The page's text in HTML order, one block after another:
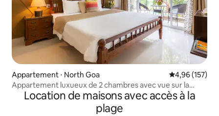
Appartement ⋅ North Goa Évaluation
4,96 (157)
Appartement luxueux de 2 chambres avec vue sur la
piscine à AnjunaVagator
Location de maisons avec accès à la
plage